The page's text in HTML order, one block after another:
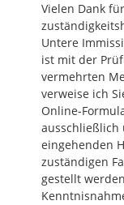
Vielen Dank
Untere
ist mit der
vermehrten
verweise ich
Online-
ausschließlich
eingehenden
zuständigen
gestellt